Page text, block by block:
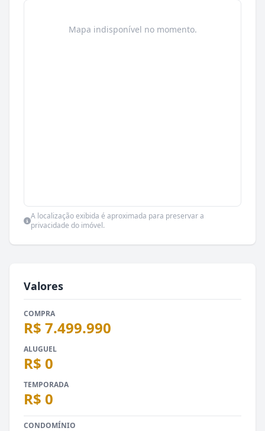
Mapa indisponível no momento.
A localização exibida é aproximada para preservar a
privacidade do imóvel.
Valores
COMPRA
R$ 7.499.990
ALUGUEL
R$ 0
TEMPORADA
R$ 0
CONDOMÍNIO